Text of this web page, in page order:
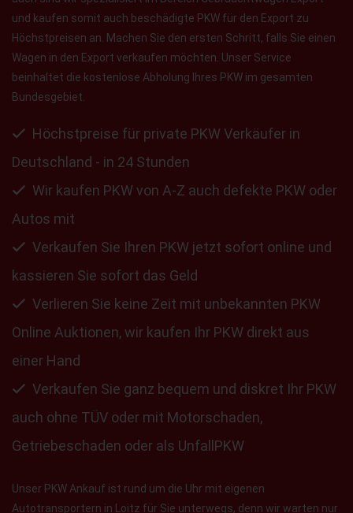
und kaufen somit auch beschädigte PKW für den Export zu
Höchstpreisen an. Machen Sie den ersten Schritt, falls Sie einen
Wagen in den Export verkaufen möchten. Unser Service
beinhaltet die kostenlose Abholung Ihres PKW im gesamten
Bundesgebiet.
Höchstpreise für private PKW Verkäufer in
Deutschland - in 24 Stunden
Wir kaufen PKW von A-Z auch defekte PKW oder
Autos mit
Verkaufen Sie Ihren PKW jetzt sofort online und
kassieren Sie sofort das Geld
Verlieren Sie keine Zeit mit unbekannten PKW
Online Auktionen, wir kaufen Ihr PKW direkt aus
einer Hand
Verkaufen Sie ganz bequem und diskret Ihr PKW
auch ohne TÜV oder mit Motorschaden,
Getriebeschaden oder als UnfallPKW
Unser PKW Ankauf ist rund um die Uhr mit eigenen
Autotransportern in Loitz für Sie unterwegs, denn wir warten nur